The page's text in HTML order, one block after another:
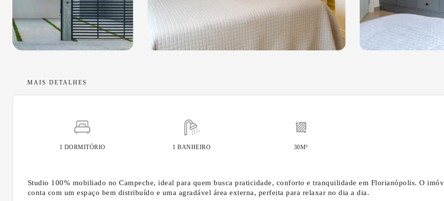
MAIS DETALHES
1 DORMITÓRIO 1 BANHEIRO 30M²
Studio 100% mobiliado no Campeche, ideal para quem busca praticidade, conforto e tranquilidade em Florianópolis. O
conta com um espaço bem distribuído e uma agradável área externa, perfeita para relaxar no dia a dia.